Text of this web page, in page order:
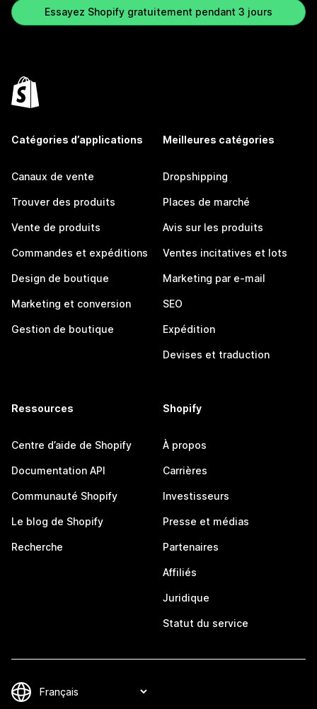
Essayez Shopify gratuitement pendant 3 jours
Catégories d’applications
Canaux de vente
Trouver des produits
Vente de produits
Commandes et expéditions
Design de boutique
Marketing et conversion
Gestion de boutique
Meilleures catégories
Dropshipping
Places de marché
Avis sur les produits
Ventes incitatives et lots
Marketing par e-mail
SEO
Expédition
Devises et traduction
Ressources
Centre d’aide de Shopify
Documentation API
Communauté Shopify
Le blog de Shopify
Recherche
Shopify
À propos
Carrières
Investisseurs
Presse et médias
Partenaires
Affiliés
Juridique
Statut du service